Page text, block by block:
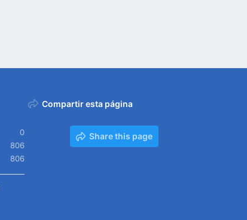
0
806
806
Compartir esta página
Share this page